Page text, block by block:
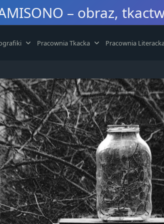
– obraz,
Pracownia Tkacka Pracownia Literacka